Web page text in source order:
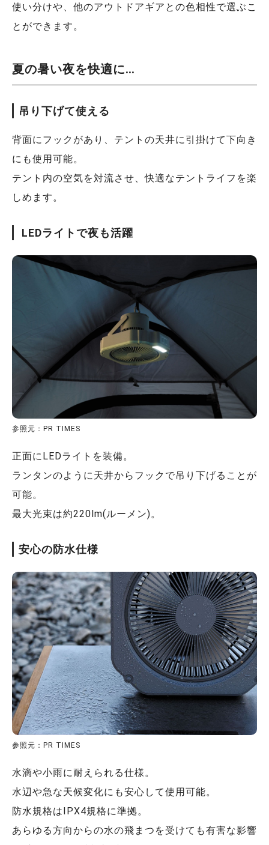
使い分けや、他のアウトドアギアとの色相性で選ぶこ
とができます。
夏の暑い夜を快適に…
吊り下げて使える
背面にフックがあり、テントの天井に引掛けて下向き
にも使用可能。
テント内の空気を対流させ、快適なテントライフを楽
しめます。
LEDライトで夜も活躍
参照元：PR TIMES
正面にLEDライトを装備。
ランタンのように天井からフックで吊り下げることが
可能。
最大光束は約220lm(ルーメン)。
安心の防水仕様
参照元：PR TIMES
水滴や小雨に耐えられる仕様。
水辺や急な天候変化にも安心して使用可能。
防水規格はIPX4規格に準拠。
あらゆる方向からの水の飛まつを受けても有害な影響